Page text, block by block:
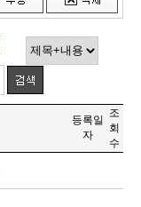
등록일
자
조
회
수